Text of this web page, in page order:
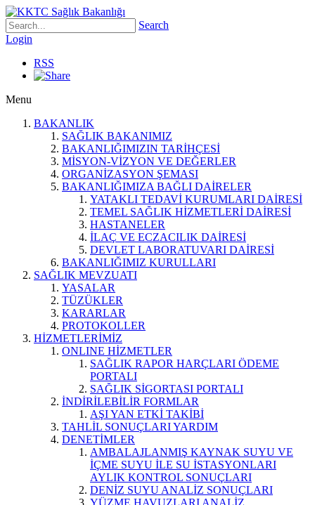
Search
Login
RSS
Menu
BAKANLIK
SAĞLIK BAKANIMIZ
BAKANLIĞIMIZIN TARİHÇESİ
MİSYON-VİZYON VE DEĞERLER
ORGANİZASYON ŞEMASI
BAKANLIĞIMIZA BAĞLI DAİRELER
YATAKLI TEDAVİ KURUMLARI DAİRESİ
TEMEL SAĞLIK HİZMETLERİ DAİRESİ
HASTANELER
İLAÇ VE ECZACILIK DAİRESİ
DEVLET LABORATUVARI DAİRESİ
BAKANLIĞIMIZ KURULLARI
SAĞLIK MEVZUATI
YASALAR
TÜZÜKLER
KARARLAR
PROTOKOLLER
HİZMETLERİMİZ
ONLINE HİZMETLER
SAĞLIK RAPOR HARÇLARI ÖDEME
PORTALI
SAĞLIK SİGORTASI PORTALI
İNDİRİLEBİLİR FORMLAR
AŞI YAN ETKİ TAKİBİ
TAHLİL SONUÇLARI YARDIM
DENETİMLER
AMBALAJLANMIŞ KAYNAK SUYU VE
İÇME SUYU İLE SU İSTASYONLARI
AYLIK KONTROL SONUÇLARI
DENİZ SUYU ANALİZ SONUÇLARI
YÜZME HAVUZLARI ANALİZ